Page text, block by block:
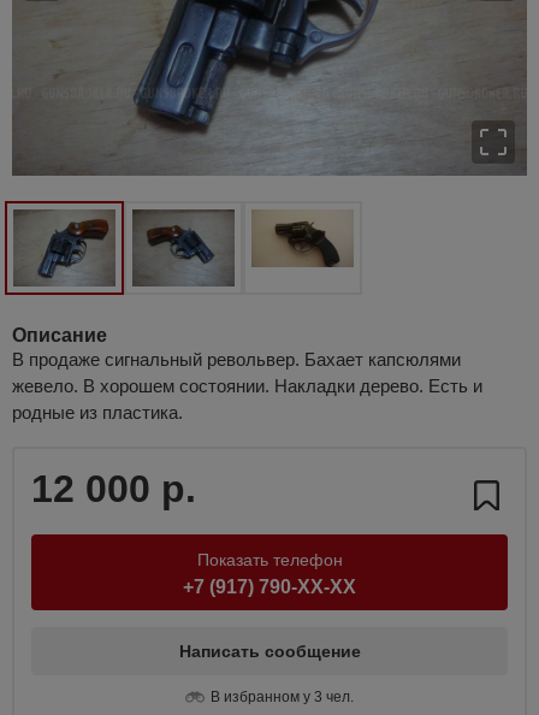
Описание
В продаже сигнальный револьвер. Бахает капсюлями
жевело. В хорошем состоянии. Накладки дерево. Есть и
родные из пластика.
12 000 р.
Показать телефон
+7 (917) 790-XX-XX
Написать сообщение
В избранном у 3 чел.